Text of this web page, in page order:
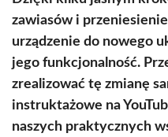
zawiasów i
urządzenie do nowego
jego funkcjonalność.
zrealizować tę zmianę
instruktażowe na
naszych praktycznych